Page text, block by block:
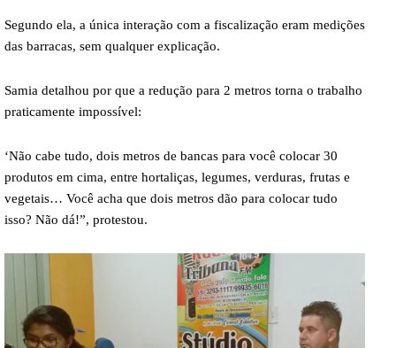
Segundo ela, a única interação com a fiscalização eram medições
das barracas, sem qualquer explicação.
Samia detalhou por que a redução para 2 metros torna o trabalho
praticamente impossível:
‘Não cabe tudo, dois metros de bancas para você colocar 30
produtos em cima, entre hortaliças, legumes, verduras, frutas e
vegetais… Você acha que dois metros dão para colocar tudo
isso? Não dá!”, protestou.